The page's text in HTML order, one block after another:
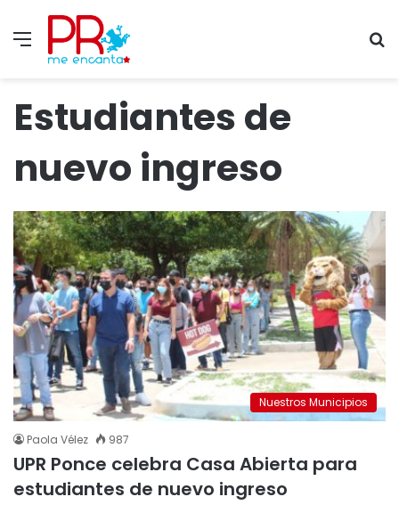
Menu
Estudiantes de
nuevo ingreso
Nuestros Municipios
Paola Vélez 987
UPR Ponce celebra Casa Abierta para
estudiantes de nuevo ingreso